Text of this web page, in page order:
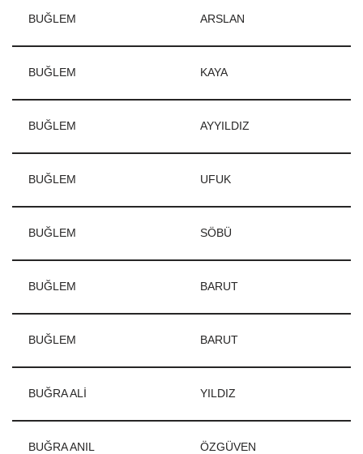
BUĞLEM ARSLAN
BUĞLEM KAYA
BUĞLEM AYYILDIZ
BUĞLEM UFUK
BUĞLEM SÖBÜ
BUĞLEM BARUT
BUĞLEM BARUT
BUĞRA ALİ YILDIZ
BUĞRA ANIL ÖZGÜVEN